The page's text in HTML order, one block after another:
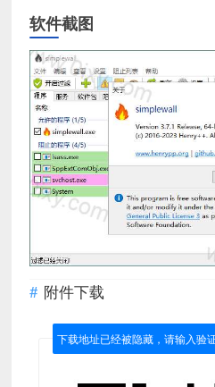
软件截图
附件下载
下载地址已经被隐藏，请输入验